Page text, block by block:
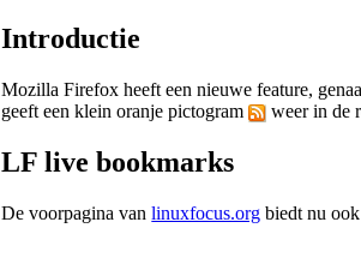
Introductie
Mozilla Firefox heeft een nieuwe feature,
geeft een klein oranje pictogram
weer in de
LF live bookmarks
De voorpagina vanlinuxfocus.org biedt nu